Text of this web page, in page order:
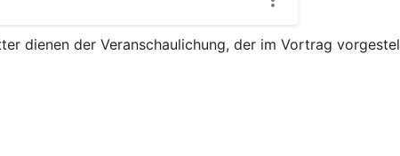
dienen der Veranschaulichung, der im Vortrag